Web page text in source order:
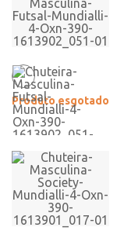
Produto esgotado